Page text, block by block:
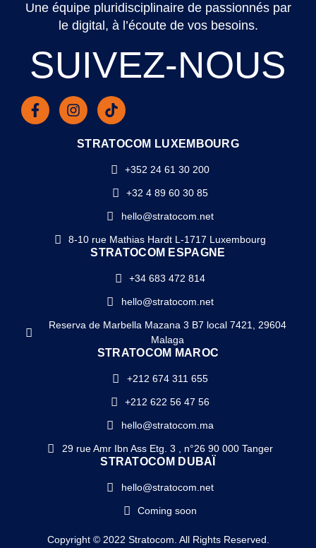
Une équipe pluridisciplinaire de passionnés par
le digital, à l’écoute de vos besoins.
SUIVEZ-NOUS
STRATOCOM LUXEMBOURG
+352 24 61 30 200
+32 4 89 60 30 85
hello@stratocom.net
8-10 rue Mathias Hardt L-1717 Luxembourg
STRATOCOM ESPAGNE
+34 683 472 814
hello@stratocom.net
Reserva de Marbella Mazana 3 B7 local 7421, 29604
Malaga
STRATOCOM MAROC
+212 674 311 655
+212 622 56 47 56
hello@stratocom.ma
29 rue Amr Ibn Ass Etg. 3 , n°26 90 000 Tanger
STRATOCOM DUBAÏ
hello@stratocom.net
Coming soon
Copyright © 2022 Stratocom. All Rights Reserved.